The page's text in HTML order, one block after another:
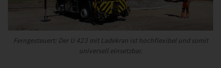
Ferngesteuert: Der U 423 mit Ladekran ist hochflexibel und somit
universell einsetzbar.